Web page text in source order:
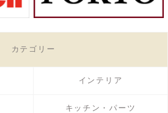
カテゴリー
インテリア
キッチン・パーツ